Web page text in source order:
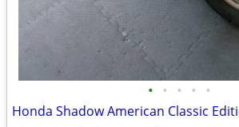
• • • • •
Honda Shadow American Classic